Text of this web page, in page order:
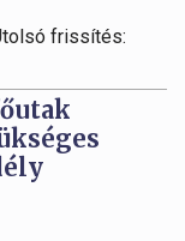
frissítés: